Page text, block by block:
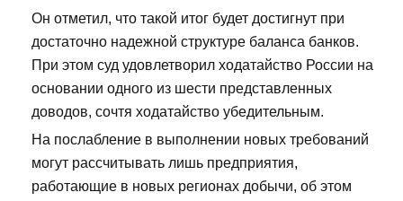
Он отметил, что такой итог будет достигнут при
достаточно надежной структуре баланса банков.
При этом суд удовлетворил ходатайство России на
основании одного из шести представленных
доводов, сочтя ходатайство убедительным.
На послабление в выполнении новых требований
могут рассчитывать лишь предприятия,
работающие в новых регионах добычи, об этом